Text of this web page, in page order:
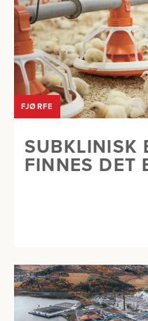
FJØRFE
SUBKLINISK
FINNES DET